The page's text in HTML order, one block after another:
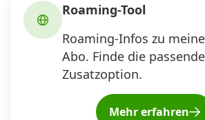
Roaming-Tool
Roaming-Infos zu
Abo. Finde die passende
Zusatzoption.
Mehr erfahren